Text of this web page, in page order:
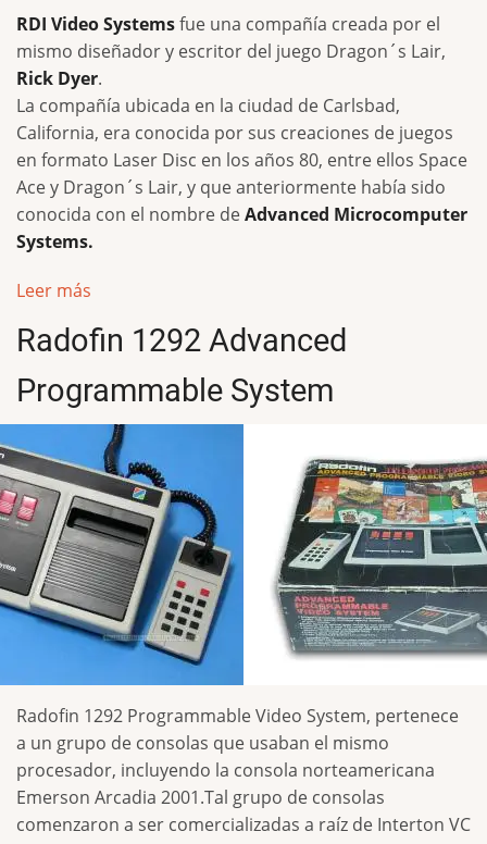
RDI Video Systemsfue una compañía creada por el
mismo diseñador y escritor del juego Dragon´s Lair,
Rick Dyer.
La compañía ubicada en la ciudad de Carlsbad,
California, era conocida por sus creaciones de juegos
en formato Laser Disc en los años 80, entre ellos Space
Ace y Dragon´s Lair, y que anteriormente había sido
conocida con el nombre deAdvanced Microcomputer
Systems.
Leer más
Radofin 1292 Advanced
Programmable System
Radofin 1292 Programmable Video System, pertenece
a un grupo de consolas que usaban el mismo
procesador, incluyendo la consola norteamericana
Emerson Arcadia 2001.Tal grupo de consolas
comenzaron a ser comercializadas a raíz de Interton VC